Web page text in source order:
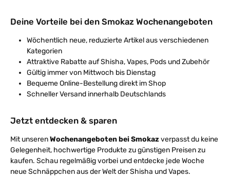
Deine Vorteile bei den Smokaz Wochenangeboten
Wöchentlich neue, reduzierte Artikel aus verschiedenen
Kategorien
Attraktive Rabatte auf Shisha, Vapes, Pods und Zubehör
Gültig immer von Mittwoch bis Dienstag
Bequeme Online-Bestellung direkt im Shop
Schneller Versand innerhalb Deutschlands
Jetzt entdecken & sparen
Mit unserenWochenangeboten bei Smokazverpasst du keine
Gelegenheit, hochwertige Produkte zu günstigen Preisen zu
kaufen. Schau regelmäßig vorbei und entdecke jede Woche
neue Schnäppchen aus der Welt der Shisha und Vapes.